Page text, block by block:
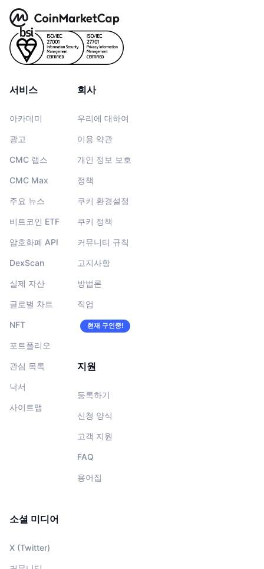
서비스
아카데미
광고
CMC 랩스
CMC Max
주요 뉴스
비트코인 ETF
암호화폐 API
DexScan
실제 자산
글로벌 차트
NFT
포트폴리오
관심 목록
낙서
사이트맵
회사
우리에 대하여
이용 약관
개인 정보 보호
정책
쿠키 환경설정
쿠키 정책
커뮤니티 규칙
고지사항
방법론
직업
현재 구인중!
지원
등록하기
신청 양식
고객 지원
FAQ
용어집
소셜 미디어
X (Twitter)